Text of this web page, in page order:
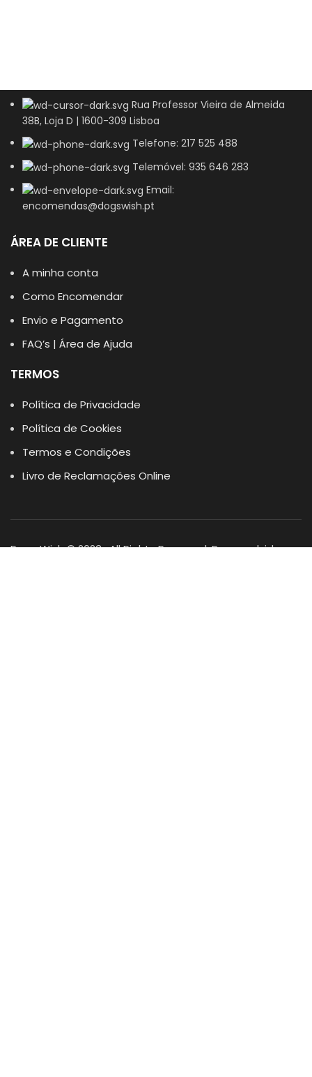
Rua Professor Vieira de Almeida
38B, Loja D | 1600-309 Lisboa
Telefone: 217 525 488
Telemóvel: 935 646 283
Email:
encomendas@dogswish.pt
ÁREA DE CLIENTE
A minha conta
Como Encomendar
Envio e Pagamento
FAQ’s | Área de Ajuda
TERMOS
Política de Privacidade
Política de Cookies
Termos e Condições
Livro de Reclamações Online
Dogs Wish © 2023 . All Rights Reserved. Desenvolvido por